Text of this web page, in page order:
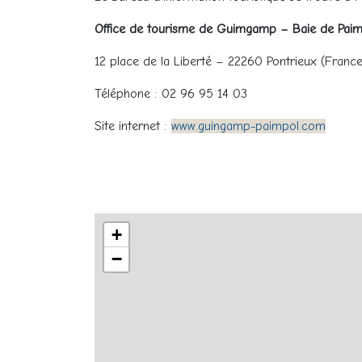
Office de tourisme de Guimgamp – Baie de
12 place de la Liberté – 22260 Pontrieux
Téléphone : 02 96 95 14 03
Site internet : www.guingamp-paimpol.com
+
−